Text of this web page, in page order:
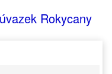
Rokycany